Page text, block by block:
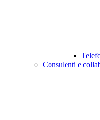
Consulenti e